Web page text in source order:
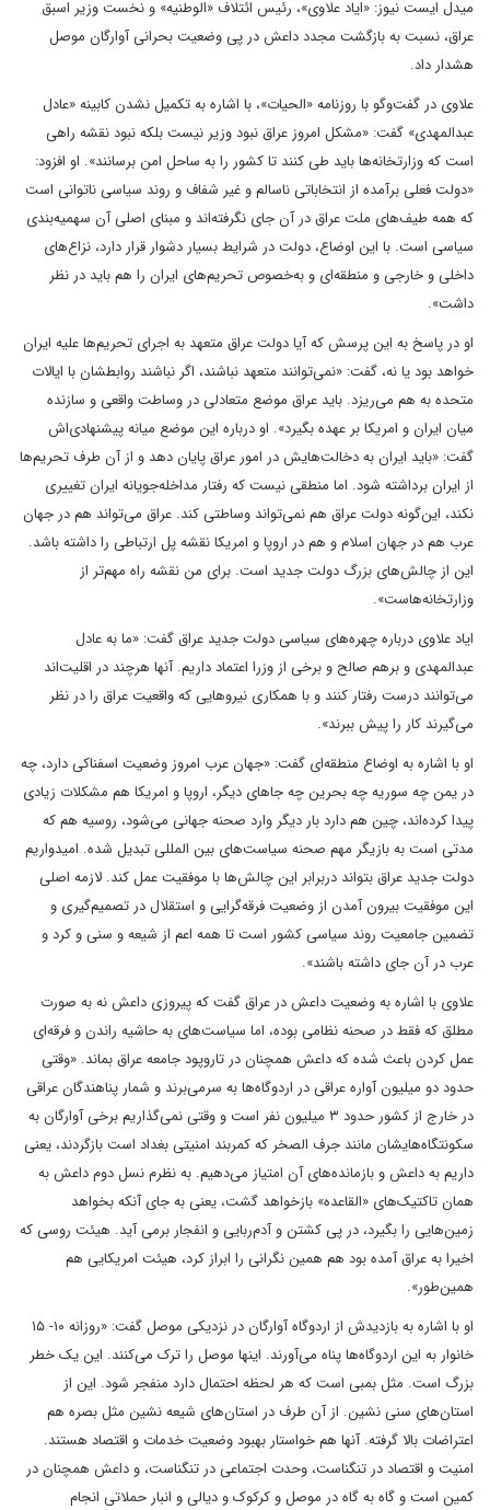
میدل ایست نیوز: «ایاد علاوی»، رئیس ائتلاف «الوطنیه» و نخست وزیر اسبق
عراق، نسبت به بازگشت مجدد داعش در پی وضعیت بحرانی آوارگان موصل
هشدار داد.
علاوی در گفت‌وگو با روزنامه «الحیات»، با اشاره به تکمیل نشدن کابینه «عادل
عبدالمهدی» گفت: «مشکل امروز عراق نبود وزیر نیست بلکه نبود نقشه راهی
است که وزارتخانه‌ها باید طی کنند تا کشور را به ساحل امن برسانند». او افزود:
«دولت فعلی برآمده از انتخاباتی ناسالم و غیر شفاف و روند سیاسی ناتوانی است
که همه طیف‌های ملت عراق در آن جای نگرفته‌اند و مبنای اصلی آن سهمیه‌بندی
سیاسی است. با این اوضاع، دولت در شرایط بسیار دشوار قرار دارد، نزاع‌های
داخلی و خارجی و منطقه‌ای و به‌خصوص تحریم‌های ایران را هم باید در نظر
داشت».
او در پاسخ به این پرسش که آیا دولت عراق متعهد به اجرای تحریم‌ها علیه ایران
خواهد بود یا نه، گفت: «نمی‌توانند متعهد نباشند، اگر نباشند روابطشان با ایالات
متحده به هم می‌ریزد. باید عراق موضع متعادلی در وساطت واقعی و سازنده
میان ایران و امریکا بر عهده بگیرد». او درباره این موضع میانه پیشنهادی‌اش
گفت: «باید ایران به دخالت‌هایش در امور عراق پایان دهد و از آن طرف تحریم‌ها
از ایران برداشته شود. اما منطقی نیست که رفتار مداخله‌جویانه ایران تغییری
نکند، این‌گونه دولت عراق هم نمی‌تواند وساطتی کند. عراق می‌تواند هم در جهان
عرب هم در جهان اسلام و هم در اروپا و امریکا نقشه پل ارتباطی را داشته باشد.
این از چالش‌های بزرگ دولت جدید است. برای من نقشه راه مهم‌تر از
وزارتخانه‌هاست».
ایاد علاوی درباره چهره‌های سیاسی دولت جدید عراق گفت: «ما به عادل
عبدالمهدی و برهم صالح و برخی از وزرا اعتماد داریم. آنها هرچند در اقلیت‌اند
می‌توانند درست رفتار کنند و با همکاری نیروهایی که واقعیت عراق را در نظر
می‌گیرند کار را پیش ببرند».
او با اشاره به اوضاع منطقه‌ای گفت: «جهان عرب امروز وضعیت اسفناکی دارد، چه
در یمن چه سوریه چه بحرین چه جاهای دیگر، اروپا و امریکا هم مشکلات زیادی
پیدا کرده‌اند، چین هم دارد بار دیگر وارد صحنه جهانی می‌شود، روسیه هم که
مدتی است به بازیگر مهم صحنه سیاست‌های بین المللی تبدیل شده. امیدواریم
دولت جدید عراق بتواند دربرابر این چالش‌ها با موفقیت عمل کند. لازمه اصلی
این موفقیت بیرون آمدن از وضعیت فرقه‌گرایی و استقلال در تصمیم‌گیری و
تضمین جامعیت روند سیاسی کشور است تا همه اعم از شیعه و سنی و کرد و
عرب در آن جای داشته باشند».
علاوی با اشاره به وضعیت داعش در عراق گفت که پیروزی داعش نه به صورت
مطلق که فقط در صحنه نظامی بوده، اما سیاست‌های به حاشیه راندن و فرقه‌ای
عمل کردن باعث شده که داعش همچنان در تاروپود جامعه عراق بماند. «وقتی
حدود دو میلیون آواره عراقی در اردوگاه‌ها به سرمی‌برند و شمار پناهندگان عراقی
در خارج از کشور حدود ۳ میلیون نفر است و وقتی نمی‌گذاریم برخی آوارگان به
سکونتگاه‌هایشان مانند جرف الصخر که کمربند امنیتی بغداد است بازگردند، یعنی
داریم به داعش و بازمانده‌های آن امتیاز می‌دهیم. به نظرم نسل دوم داعش به
همان تاکتیک‌های «القاعده» بازخواهد گشت، یعنی به جای آنکه بخواهد
زمین‌هایی را بگیرد، در پی کشتن و آدم‌ربایی و انفجار برمی آید. هیئت روسی که
اخیرا به عراق آمده بود هم همین نگرانی را ابراز کرد، هیئت امریکایی هم
همین‌طور».
او با اشاره به بازدیدش از اردوگاه آوارگان در نزدیکی موصل گفت: «روزانه ۱۰- ۱۵
خانوار به این اردوگاه‌ها پناه می‌آورند. اینها موصل را ترک می‌کنند. این یک خطر
بزرگ است. مثل بمبی است که هر لحظه احتمال دارد منفجر شود. این از
استان‌های سنی نشین. از آن طرف در استان‌های شیعه نشین مثل بصره هم
اعتراضات بالا گرفته. آنها هم خواستار بهبود وضعیت خدمات و اقتصاد هستند.
امنیت و اقتصاد در تنگناست، وحدت اجتماعی در تنگناست، و داعش همچنان در
کمین است و گاه به گاه در موصل و کرکوک و دیالی و انبار حملاتی انجام